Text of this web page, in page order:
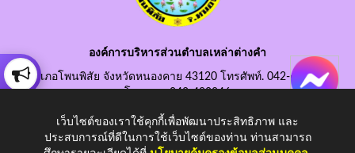
องค์การบริหารส่วนตำบลเหล่าต่างคำ
อำเภอโพนพิสัย จังหวัดหนองคาย 43120 โทรศัพท์. 042-490845
โทรสาร. 042-490846
อีเมลกลาง. saraban@laotangkham.go.th
เว็บไซต์ของเราใช้คุกกี้เพื่อพัฒนาประสิทธิภาพ และ
ประสบการณ์ที่ดีในการใช้เว็บไซต์ของท่าน ท่านสามารถ